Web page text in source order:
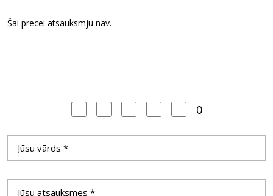
Šai precei atsauksmju nav.
0